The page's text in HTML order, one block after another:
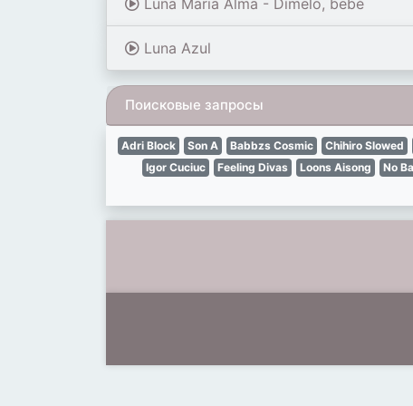
Luna Maria Alma - Dímelo, bebé
Luna Azul
Поисковые запросы
Adri Block Son A Babbzs Cosmic Chihiro Slowed
Igor Cuciuc
Feeling Divas Loons Aisong No